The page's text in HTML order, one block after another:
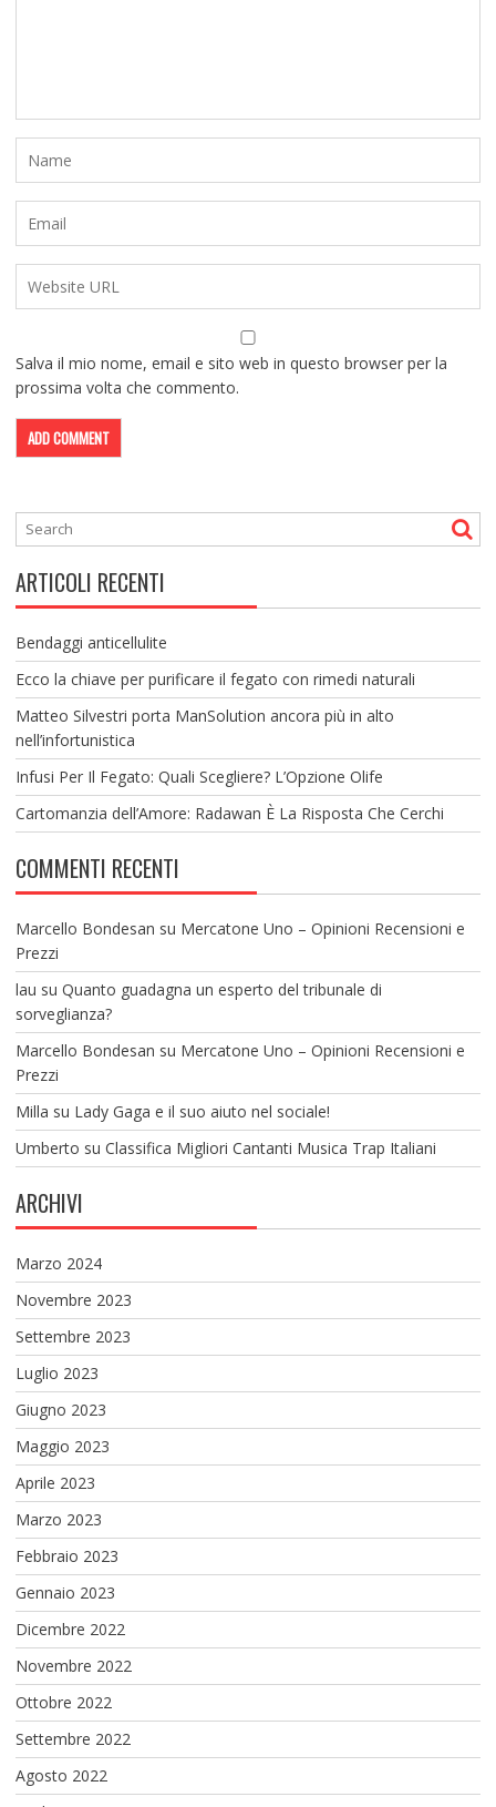
Salva il mio nome, email e sito web in questo browser per la
prossima volta che commento.
ARTICOLI RECENTI
Bendaggi anticellulite
Ecco la chiave per purificare il fegato con rimedi naturali
Matteo Silvestri porta ManSolution ancora più in alto
nell’infortunistica
Infusi Per Il Fegato: Quali Scegliere? L’Opzione Olife
Cartomanzia dell’Amore: Radawan È La Risposta Che Cerchi
COMMENTI RECENTI
Marcello Bondesan su Mercatone Uno – Opinioni Recensioni e
Prezzi
lau su Quanto guadagna un esperto del tribunale di
sorveglianza?
Marcello Bondesan su Mercatone Uno – Opinioni Recensioni e
Prezzi
Milla su Lady Gaga e il suo aiuto nel sociale!
Umberto su Classifica Migliori Cantanti Musica Trap Italiani
ARCHIVI
Marzo 2024
Novembre 2023
Settembre 2023
Luglio 2023
Giugno 2023
Maggio 2023
Aprile 2023
Marzo 2023
Febbraio 2023
Gennaio 2023
Dicembre 2022
Novembre 2022
Ottobre 2022
Settembre 2022
Agosto 2022